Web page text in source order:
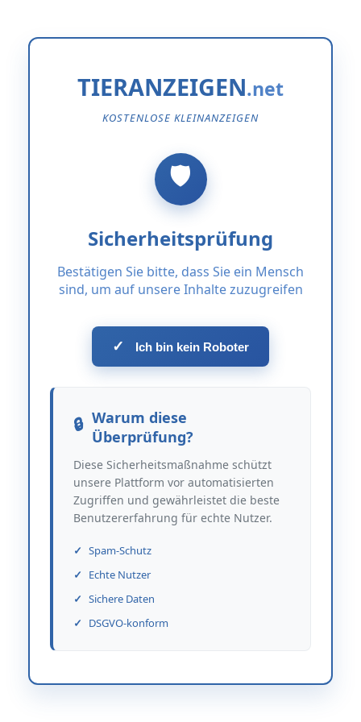
TIERANZEIGEN
KOSTENLOSE KLEINANZEIGEN
Sicherheitsprüfung
Bestätigen Sie bitte, dass Sie ein Mensch
sind, um auf unsere Inhalte zuzugreifen
✓ Ich bin kein Roboter
Warum diese
Überprüfung?
Diese Sicherheitsmaßnahme schützt
unsere Plattform vor automatisierten
Zugriffen und gewährleistet die beste
Benutzererfahrung für echte Nutzer.
Spam-Schutz
Echte Nutzer
Sichere Daten
DSGVO-konform